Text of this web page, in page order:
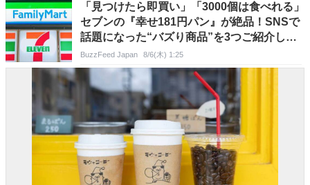
「見つけたら即買い」「3000個は食べれる」
セブンの『幸せ181円パン』が絶品！SNSで
話題になった“バズり商品”を3つご紹介しま
す！
BuzzFeed Japan 8/6(木) 1:25